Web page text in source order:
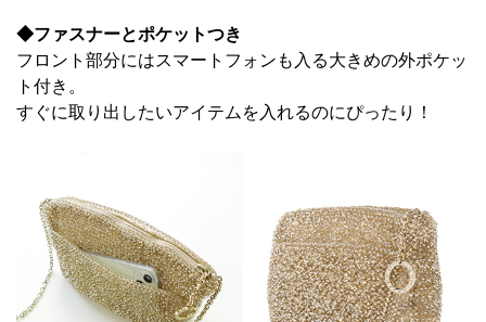
◆ファスナーとポケットつき
フロント部分にはスマートフォンも入る大きめの外ポケッ
ト付き。
すぐに取り出したいアイテムを入れるのにぴったり！